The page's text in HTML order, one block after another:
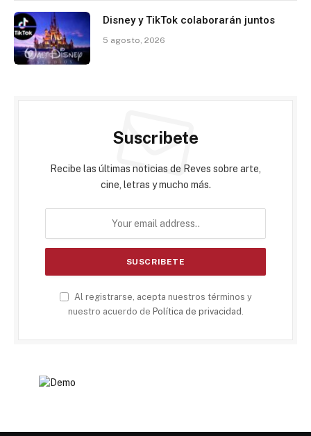
Disney y TikTok colaborarán juntos
5 agosto, 2026
Suscribete
Recibe las últimas noticias de Reves sobre arte,
cine, letras y mucho más.
Al registrarse, acepta nuestros términos y
nuestro acuerdo de Política de privacidad .